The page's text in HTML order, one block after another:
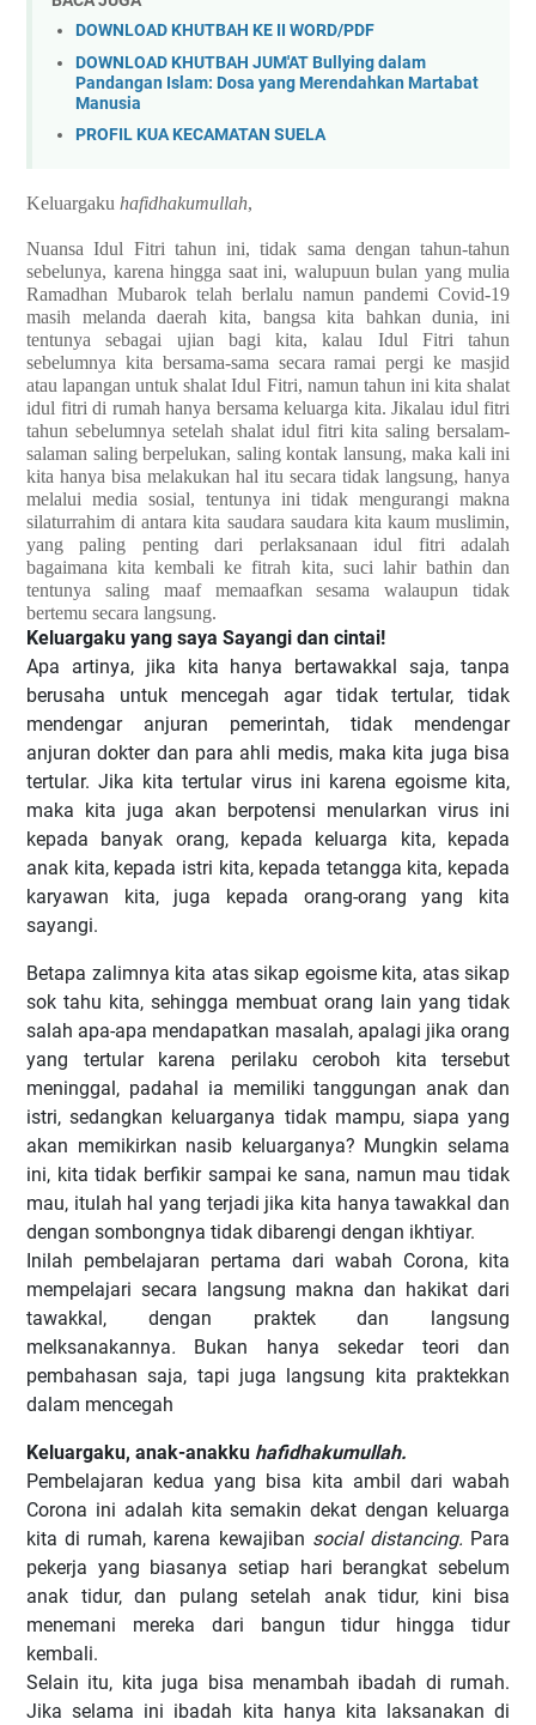
DOWNLOAD KHUTBAH KE II WORD/PDF
DOWNLOAD KHUTBAH JUM'AT Bullying dalam
Pandangan Islam: Dosa yang Merendahkan Martabat
Manusia
PROFIL KUA KECAMATAN SUELA
Keluargaku hafidhakumullah,
Nuansa Idul Fitri tahun ini, tidak sama dengan tahun-tahun
sebelunya, karena hingga saat ini, walupuun bulan yang mulia
Ramadhan Mubarok telah berlalu namun pandemi Covid-19
masih melanda daerah kita, bangsa kita bahkan dunia, ini
tentunya sebagai ujian bagi kita, kalau Idul Fitri tahun
sebelumnya kita bersama-sama secara ramai pergi ke masjid
atau lapangan untuk shalat Idul Fitri, namun tahun ini kita shalat
idul fitri di rumah hanya bersama keluarga kita. Jikalau idul fitri
tahun sebelumnya setelah shalat idul fitri kita saling bersalam-
salaman saling berpelukan, saling kontak lansung, maka kali ini
kita hanya bisa melakukan hal itu secara tidak langsung, hanya
melalui media sosial, tentunya ini tidak mengurangi makna
silaturrahim di antara kita saudara saudara kita kaum muslimin,
yang paling penting dari perlaksanaan idul fitri adalah
bagaimana kita kembali ke fitrah kita, suci lahir bathin dan
tentunya saling maaf memaafkan sesama walaupun tidak
bertemu secara langsung.
Keluargaku yang saya Sayangi dan cintai!
Apa artinya, jika kita hanya bertawakkal saja, tanpa
berusaha untuk mencegah agar tidak tertular, tidak
mendengar anjuran pemerintah, tidak mendengar
anjuran dokter dan para ahli medis, maka kita juga bisa
tertular. Jika kita tertular virus ini karena egoisme kita,
maka kita juga akan berpotensi menularkan virus ini
kepada banyak orang, kepada keluarga kita, kepada
anak kita, kepada istri kita, kepada tetangga kita, kepada
karyawan kita, juga kepada orang-orang yang kita
sayangi.
Betapa zalimnya kita atas sikap egoisme kita, atas sikap
sok tahu kita, sehingga membuat orang lain yang tidak
salah apa-apa mendapatkan masalah, apalagi jika orang
yang tertular karena perilaku ceroboh kita tersebut
meninggal, padahal ia memiliki tanggungan anak dan
istri, sedangkan keluarganya tidak mampu, siapa yang
akan memikirkan nasib keluarganya? Mungkin selama
ini, kita tidak berfikir sampai ke sana, namun mau tidak
mau, itulah hal yang terjadi jika kita hanya tawakkal dan
dengan sombongnya tidak dibarengi dengan ikhtiyar.
Inilah pembelajaran pertama dari wabah Corona, kita
mempelajari secara langsung makna dan hakikat dari
tawakkal, dengan praktek dan langsung
melksanakannya. Bukan hanya sekedar teori dan
pembahasan saja, tapi juga langsung kita praktekkan
dalam mencegah
Keluargaku, anak-anakku hafidhakumullah.
Pembelajaran kedua yang bisa kita ambil dari wabah
Corona ini adalah kita semakin dekat dengan keluarga
kita di rumah, karena kewajiban social distancing. Para
pekerja yang biasanya setiap hari berangkat sebelum
anak tidur, dan pulang setelah anak tidur, kini bisa
menemani mereka dari bangun tidur hingga tidur
kembali.
Selain itu, kita juga bisa menambah ibadah di rumah.
Jika selama ini ibadah kita hanya kita laksanakan di